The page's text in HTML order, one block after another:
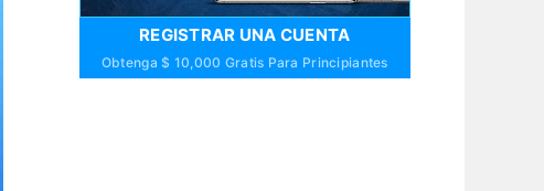
REGISTRAR UNA CUENTA
Obtenga $ 10,000 Gratis Para Principiantes